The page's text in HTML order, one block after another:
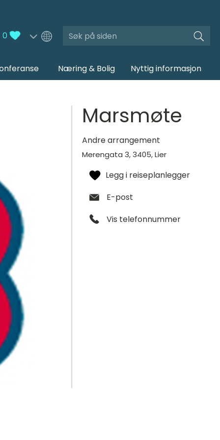
0 Søk
Næring & Bolig Nyttig informasjon
Marsmøte
Andre arrangement
Merengata 3,3405,Lier
E-post
Vis telefonnummer